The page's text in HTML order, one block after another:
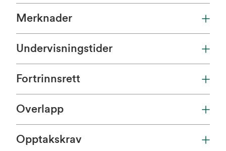
Merknader
Undervisningstider
Fortrinnsrett
Overlapp
Opptakskrav